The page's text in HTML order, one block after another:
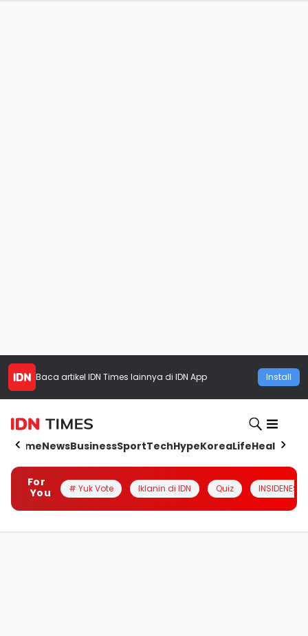
Baca artikel IDN Times lainnya di IDN App Install
HomeNewsBusinessSportTechHypeKoreaLifeHealth
For
You
# Yuk Vote Iklanin di IDN Quiz INSIDENESIA